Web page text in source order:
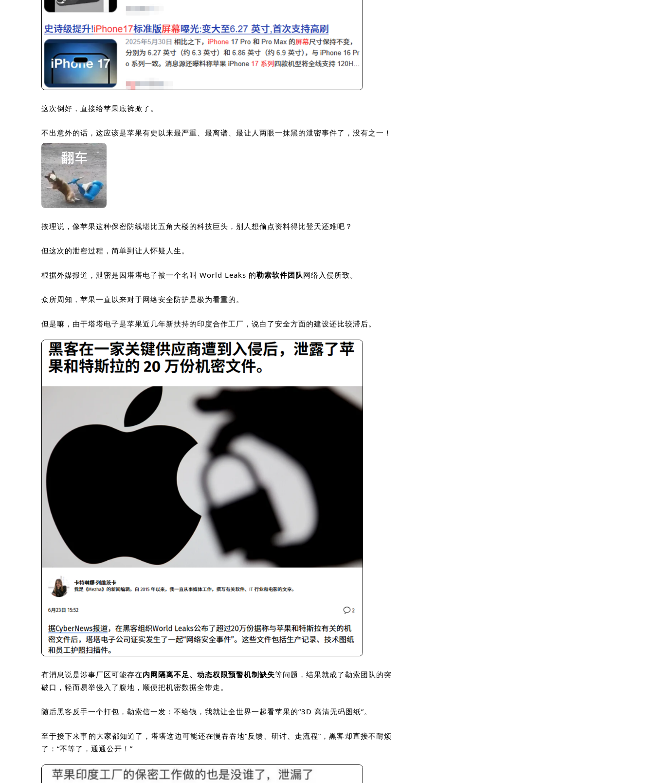
这次倒好，直接给苹果底裤掀了。
不出意外的话，这应该是苹果有史以来最严重、最离谱、最让人两眼一抹黑的泄密事件了，没有之一！
按理说，像苹果这种保密防线堪比五角大楼的科技巨头，别人想偷点资料得比登天还难吧？
但这次的泄密过程，简单到让人怀疑人生。
根据外媒报道，泄密是因塔塔电子被一个名叫 World Leaks 的勒索软件团队网络入侵所致。
众所周知，苹果一直以来对于网络安全防护是极为看重的。
但是嘛，由于塔塔电子是苹果近几年新扶持的印度合作工厂，说白了安全方面的建设还比较滞后。
有消息说是涉事厂区可能存在内网隔离不足、动态权限预警机制缺失等问题，结果就成了勒索团队的突
破口，轻而易举侵入了腹地，顺便把机密数据全带走。
随后黑客反手一个打包，勒索信一发：不给钱，我就让全世界一起看苹果的“3D 高清无码图纸”。
至于接下来事的大家都知道了，塔塔这边可能还在慢吞吞地“反馈、研讨、走流程”，黑客却直接不耐烦
了：“不等了，通通公开！”